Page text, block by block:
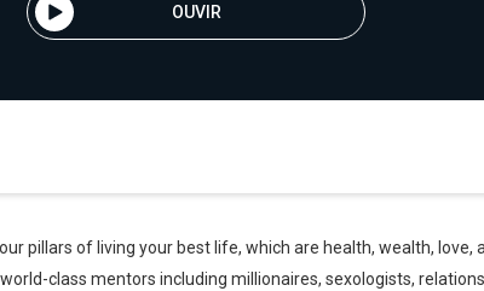
OUVIR
pillars of living your best life, which are health, wealth, love,
class mentors including millionaires, sexologists,